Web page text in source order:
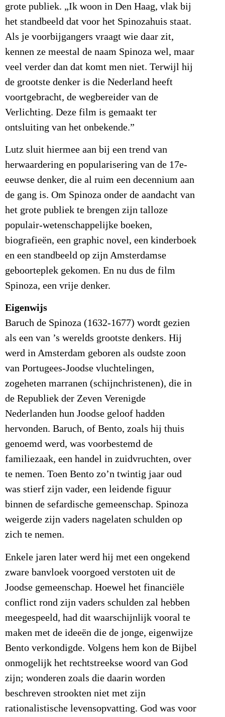
grote publiek. „Ik woon in Den Haag, vlak bij
het standbeeld dat voor het Spinozahuis staat.
Als je voorbijgangers vraagt wie daar zit,
kennen ze meestal de naam Spinoza wel, maar
veel verder dan dat komt men niet. Terwijl hij
de grootste denker is die Nederland heeft
voortgebracht, de wegbereider van de
Verlichting. Deze film is gemaakt ter
ontsluiting van het onbekende.”
Lutz sluit hiermee aan bij een trend van
herwaardering en popularisering van de 17e-
eeuwse denker, die al ruim een decennium aan
de gang is. Om Spinoza onder de aandacht van
het grote publiek te brengen zijn talloze
populair-wetenschappelijke boeken,
biografieën, een graphic novel, een kinderboek
en een standbeeld op zijn Amsterdamse
geboorteplek gekomen. En nu dus de film
Spinoza, een vrije denker.
Eigenwijs
Baruch de Spinoza (1632-1677) wordt gezien
als een van ’s werelds grootste denkers. Hij
werd in Amsterdam geboren als oudste zoon
van Portugees-Joodse vluchtelingen,
zogeheten marranen (schijnchristenen), die in
de Republiek der Zeven Verenigde
Nederlanden hun Joodse geloof hadden
hervonden. Baruch, of Bento, zoals hij thuis
genoemd werd, was voorbestemd de
familiezaak, een handel in zuidvruchten, over
te nemen. Toen Bento zo’n twintig jaar oud
was stierf zijn vader, een leidende figuur
binnen de sefardische gemeenschap. Spinoza
weigerde zijn vaders nagelaten schulden op
zich te nemen.
Enkele jaren later werd hij met een ongekend
zware banvloek voorgoed verstoten uit de
Joodse gemeenschap. Hoewel het financiële
conflict rond zijn vaders schulden zal hebben
meegespeeld, had dit waarschijnlijk vooral te
maken met de ideeën die de jonge, eigenwijze
Bento verkondigde. Volgens hem kon de Bijbel
onmogelijk het rechtstreekse woord van God
zijn; wonderen zoals die daarin worden
beschreven strookten niet met zijn
rationalistische levensopvatting. God was voor